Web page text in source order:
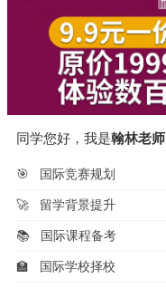
同学您好，我是翰林老师
🎯 国际竞赛规划
🚀 留学背景提升
📚 国际课程备考
🏫 国际学校择校